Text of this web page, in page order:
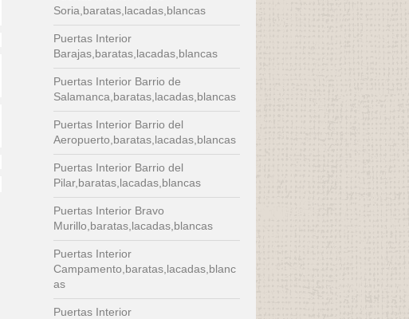
Soria,baratas,lacadas,blancas
Puertas Interior
Barajas,baratas,lacadas,blancas
Puertas Interior Barrio de
Salamanca,baratas,lacadas,blancas
Puertas Interior Barrio del
Aeropuerto,baratas,lacadas,blancas
Puertas Interior Barrio del
Pilar,baratas,lacadas,blancas
Puertas Interior Bravo
Murillo,baratas,lacadas,blancas
Puertas Interior
Campamento,baratas,lacadas,blanc
as
Puertas Interior